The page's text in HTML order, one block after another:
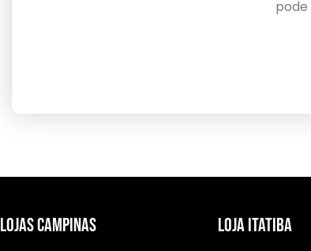
pode
LOJAS CAMPINAS LOJA ITATIBA